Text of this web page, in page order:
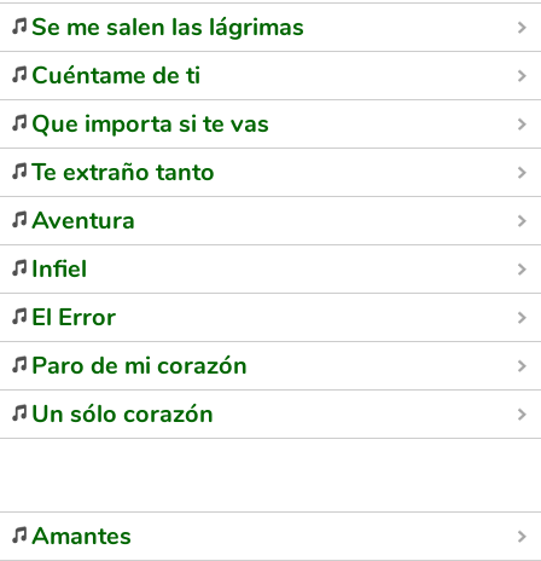
Se me salen las lágrimas
Cuéntame de ti
Que importa si te vas
Te extraño tanto
Aventura
Infiel
El Error
Paro de mi corazón
Un sólo corazón
Amantes